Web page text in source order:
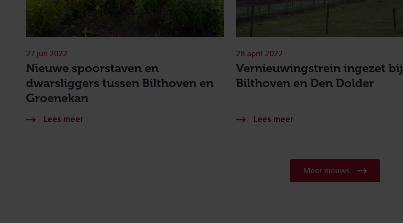
Nieuwe spoorstaven en
dwarsliggers tussen Bilthoven en
Groenekan
27 juli 2022
Vernieuwingstrein ingezet bij
Bilthoven en Den Dolder
28 april 2022
Meer nieuws